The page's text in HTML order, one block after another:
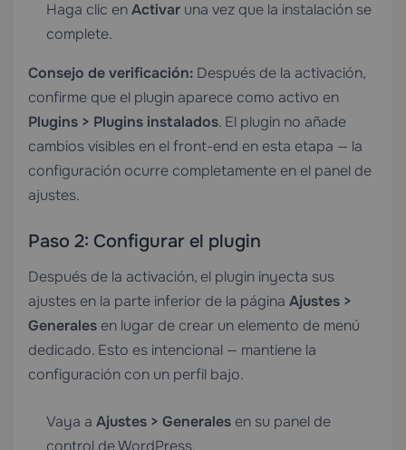
Haga clic enActivar una vez que la instalación se
complete.
Consejo de verificación: Después de la activación,
confirme que el plugin aparece como activo en
Plugins > Plugins instalados. El plugin no añade
cambios visibles en el front-end en esta etapa — la
configuración ocurre completamente en el panel de
ajustes.
Paso 2: Configurar el plugin
Después de la activación, el plugin inyecta sus
ajustes en la parte inferior de la página Ajustes >
Generales en lugar de crear un elemento de menú
dedicado. Esto es intencional — mantiene la
configuración con un perfil bajo.
Vaya a Ajustes > Generales en su panel de
control de WordPress.